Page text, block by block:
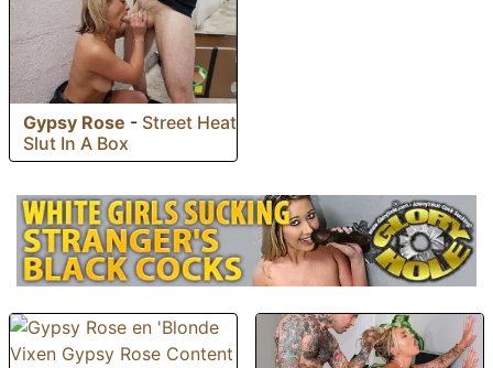
Gypsy Rose - Street Heat
Slut In A Box